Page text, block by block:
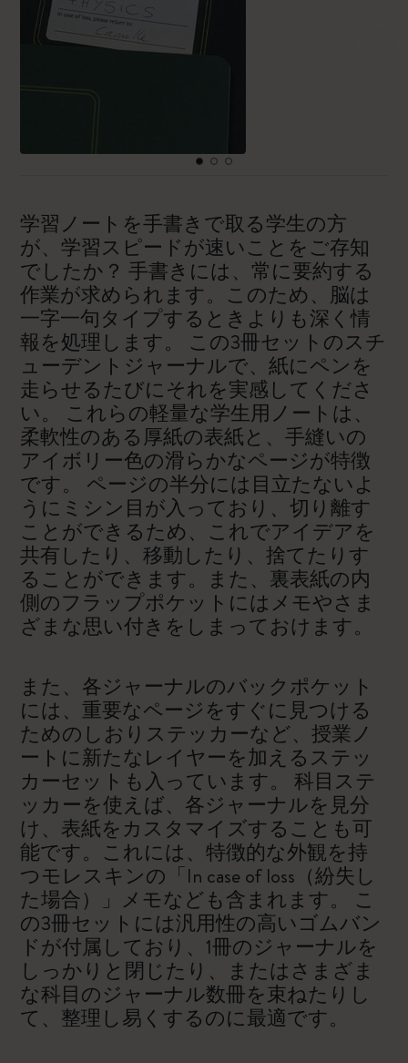
学習ノートを手書きで取る学生の方
が、学習スピードが速いことをご存知
でしたか？ 手書きには、常に要約する
作業が求められます。このため、脳は
一字一句タイプするときよりも深く情
報を処理します。 この3冊セットのスチ
ューデントジャーナルで、紙にペンを
走らせるたびにそれを実感してくださ
い。 これらの軽量な学生用ノートは、
柔軟性のある厚紙の表紙と、手縫いの
アイボリー色の滑らかなページが特徴
です。 ページの半分には目立たないよ
うにミシン目が入っており、切り離す
ことができるため、これでアイデアを
共有したり、移動したり、捨てたりす
ることができます。また、裏表紙の内
側のフラップポケットにはメモやさま
ざまな思い付きをしまっておけます。
また、各ジャーナルのバックポケット
には、重要なページをすぐに見つける
ためのしおりステッカーなど、授業ノ
ートに新たなレイヤーを加えるステッ
カーセットも入っています。 科目ステ
ッカーを使えば、各ジャーナルを見分
け、表紙をカスタマイズすることも可
能です。これには、特徴的な外観を持
つモレスキンの「In case of loss（紛失し
た場合）」メモなども含まれます。 こ
の3冊セットには汎用性の高いゴムバン
ドが付属しており、1冊のジャーナルを
しっかりと閉じたり、またはさまざま
な科目のジャーナル数冊を束ねたりし
て、整理し易くするのに最適です。